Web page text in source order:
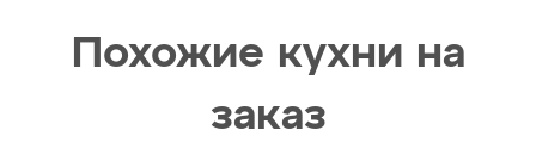
Похожие кухни на
заказ